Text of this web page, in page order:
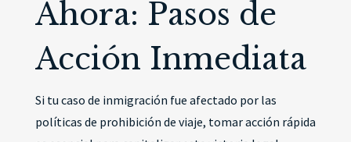
Ahora: Pasos de
Acción Inmediata
Si tu caso de inmigración fue afectado por las
políticas de prohibición de viaje, tomar acción rápida